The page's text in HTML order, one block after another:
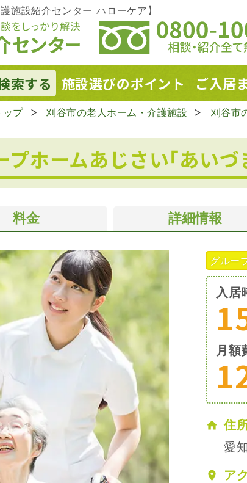
施設紹介センター ハローケア】
索する 施設選びのポイント ご入居
ップ 刈谷市の老人ホーム・介護施設
刈谷市
プホームあじさい｢あいづ
料金 詳細情報
グルー
入居
月額
住
愛
ア